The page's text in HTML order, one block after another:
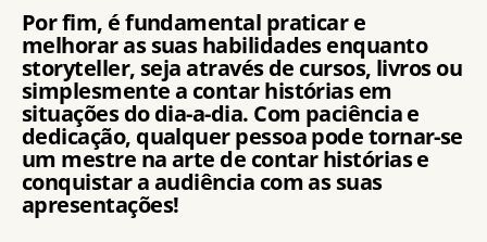
Por fim, é fundamental praticar e
melhorar as suas habilidades enquanto
storyteller, seja através de cursos, livros ou
simplesmente a contar histórias em
situações do dia-a-dia. Com paciência e
dedicação, qualquer pessoa pode tornar-se
um mestre na arte de contar histórias e
conquistar a audiência com as suas
apresentações!